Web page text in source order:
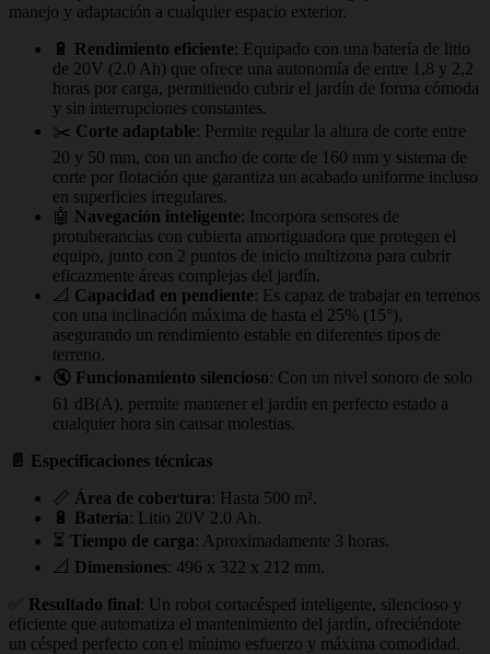
manejo y adaptación a cualquier espacio exterior.
🔋 Rendimiento eficiente: Equipado con una batería de litio
de 20V (2.0 Ah) que ofrece una autonomía de entre 1,8 y 2,2
horas por carga, permitiendo cubrir el jardín de forma cómoda
y sin interrupciones constantes.
✂️ Corte adaptable: Permite regular la altura de corte entre
20 y 50 mm, con un ancho de corte de 160 mm y sistema de
corte por flotación que garantiza un acabado uniforme incluso
en superficies irregulares.
🤖 Navegación inteligente: Incorpora sensores de
protuberancias con cubierta amortiguadora que protegen el
equipo, junto con 2 puntos de inicio multizona para cubrir
eficazmente áreas complejas del jardín.
📐 Capacidad en pendiente: Es capaz de trabajar en terrenos
con una inclinación máxima de hasta el 25% (15°),
asegurando un rendimiento estable en diferentes tipos de
terreno.
🔇 Funcionamiento silencioso: Con un nivel sonoro de solo
61 dB(A), permite mantener el jardín en perfecto estado a
cualquier hora sin causar molestias.
📄 Especificaciones técnicas
📏 Área de cobertura: Hasta 500 m².
🔋 Batería: Litio 20V 2.0 Ah.
⏳ Tiempo de carga: Aproximadamente 3 horas.
📐 Dimensiones: 496 x 322 x 212 mm.
Resultado final: Un robot cortacésped inteligente, silencioso y
eficiente que automatiza el mantenimiento del jardín, ofreciéndote
un césped perfecto con el mínimo esfuerzo y máxima comodidad.